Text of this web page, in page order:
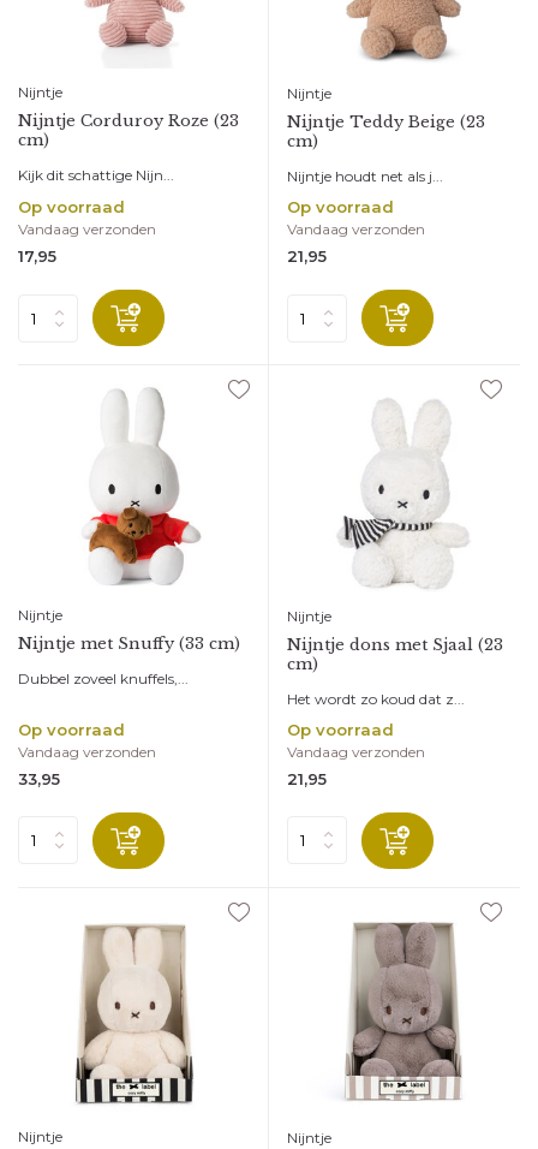
Nijntje
Nijntje Corduroy Roze (23
cm)
Kijk dit schattige Nijn...
Op voorraad
Vandaag verzonden
17,95
Nijntje
Nijntje Teddy Beige (23
cm)
Nijntje houdt net als j...
Op voorraad
Vandaag verzonden
21,95
Nijntje
Nijntje met Snuffy (33 cm)
Dubbel zoveel knuffels,...
Op voorraad
Vandaag verzonden
33,95
Nijntje
Nijntje dons met Sjaal (23
cm)
Het wordt zo koud dat z...
Op voorraad
Vandaag verzonden
21,95
Nijntje Nijntje